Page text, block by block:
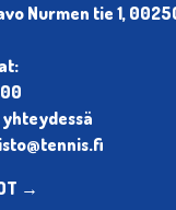
Nurmen tie 1,
→